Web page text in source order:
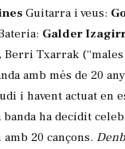
Guitarra i veus:
Galder
Txarrak
amb més de 20
i havent actuat en
banda ha decidit
20 cançons.